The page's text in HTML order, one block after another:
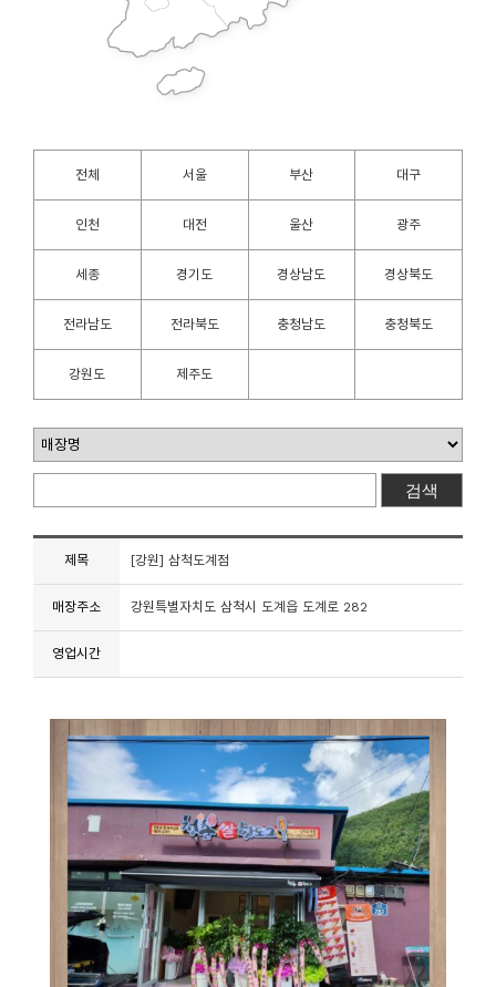
전체 서울 부산 대구
인천 대전 울산 광주
세종 경기도 경상남도 경상북도
전라남도 전라북도 충청남도 충청북도
강원도 제주도
제목 [강원] 삼척도계점
매장주소 강원특별자치도 삼척시 도계읍 도계로 282
영업시간